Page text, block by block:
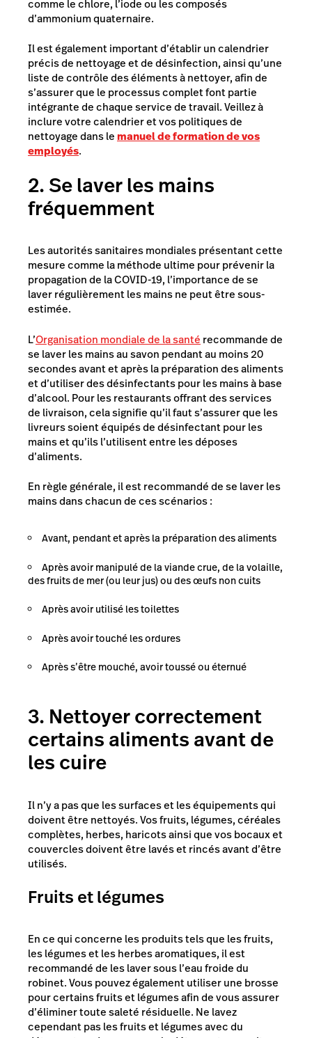
comme le chlore, l’iode ou les composés
d’ammonium quaternaire.
Il est également important d’établir un calendrier
précis de nettoyage et de désinfection, ainsi qu’une
liste de contrôle des éléments à nettoyer, afin de
s’assurer que le processus complet font partie
intégrante de chaque service de travail. Veillez à
inclure votre calendrier et vos politiques de
nettoyage dans lemanuel de formation de vos
employés.
2. Se laver les mains
fréquemment
Les autorités sanitaires mondiales présentant cette
mesure comme la méthode ultime pour prévenir la
propagation de la COVID-19, l’importance de se
laver régulièrement les mains ne peut être sous-
estimée.
L’Organisation mondiale de la santé recommande de
se laver les mains au savon pendant au moins 20
secondes avant et après la préparation des aliments
et d’utiliser des désinfectants pour les mains à base
d’alcool. Pour les restaurants offrant des services
de livraison, cela signifie qu’il faut s’assurer que les
livreurs soient équipés de désinfectant pour les
mains et qu’ils l’utilisent entre les déposes
d’aliments.
En règle générale, il est recommandé de se laver les
mains dans chacun de ces scénarios :
Avant, pendant et après la préparation des aliments
Après avoir manipulé de la viande crue, de la volaille,
des fruits de mer (ou leur jus) ou des œufs non cuits
Après avoir utilisé les toilettes
Après avoir touché les ordures
Après s’être mouché, avoir toussé ou éternué
3. Nettoyer correctement
certains aliments avant de
les cuire
Il n’y a pas que les surfaces et les équipements qui
doivent être nettoyés. Vos fruits, légumes, céréales
complètes, herbes, haricots ainsi que vos bocaux et
couvercles doivent être lavés et rincés avant d’être
utilisés.
Fruits et légumes
En ce qui concerne les produits tels que les fruits,
les légumes et les herbes aromatiques, il est
recommandé de les laver sous l’eau froide du
robinet. Vous pouvez également utiliser une brosse
pour certains fruits et légumes afin de vous assurer
d’éliminer toute saleté résiduelle. Ne lavez
cependant pas les fruits et légumes avec du